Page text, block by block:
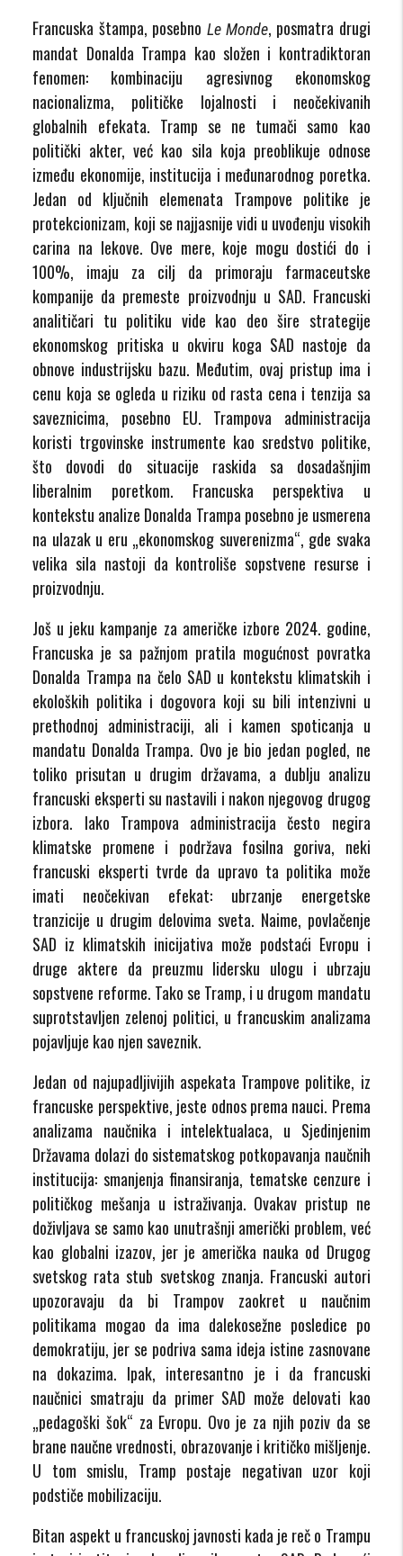
Francuska štampa, posebno Le Monde, posmatra drugi
mandat Donalda Trampa kao složen i kontradiktoran
fenomen: kombinaciju agresivnog ekonomskog
nacionalizma, političke lojalnosti i neočekivanih
globalnih efekata. Tramp se ne tumači samo kao
politički akter, već kao sila koja preoblikuje odnose
između ekonomije, institucija i međunarodnog poretka.
Jedan od ključnih elemenata Trampove politike je
protekcionizam, koji se najjasnije vidi u uvođenju visokih
carina na lekove. Ove mere, koje mogu dostići do i
100%, imaju za cilj da primoraju farmaceutske
kompanije da premeste proizvodnju u SAD. Francuski
analitičari tu politiku vide kao deo šire strategije
ekonomskog pritiska u okviru koga SAD nastoje da
obnove industrijsku bazu. Međutim, ovaj pristup ima i
cenu koja se ogleda u riziku od rasta cena i tenzija sa
saveznicima, posebno EU. Trampova administracija
koristi trgovinske instrumente kao sredstvo politike,
što dovodi do situacije raskida sa dosadašnjim
liberalnim poretkom. Francuska perspektiva u
kontekstu analize Donalda Trampa posebno je usmerena
na ulazak u eru „ekonomskog suverenizma“, gde svaka
velika sila nastoji da kontroliše sopstvene resurse i
proizvodnju.
Još u jeku kampanje za američke izbore 2024. godine,
Francuska je sa pažnjom pratila mogućnost povratka
Donalda Trampa na čelo SAD u kontekstu klimatskih i
ekoloških politika i dogovora koji su bili intenzivni u
prethodnoj administraciji, ali i kamen spoticanja u
mandatu Donalda Trampa. Ovo je bio jedan pogled, ne
toliko prisutan u drugim državama, a dublju analizu
francuski eksperti su nastavili i nakon njegovog drugog
izbora. Iako Trampova administracija često negira
klimatske promene i podržava fosilna goriva, neki
francuski eksperti tvrde da upravo ta politika može
imati neočekivan efekat: ubrzanje energetske
tranzicije u drugim delovima sveta. Naime, povlačenje
SAD iz klimatskih inicijativa može podstaći Evropu i
druge aktere da preuzmu lidersku ulogu i ubrzaju
sopstvene reforme. Tako se Tramp, i u drugom mandatu
suprotstavljen zelenoj politici, u francuskim analizama
pojavljuje kao njen saveznik.
Jedan od najupadljivijih aspekata Trampove politike, iz
francuske perspektive, jeste odnos prema nauci. Prema
analizama naučnika i intelektualaca, u Sjedinjenim
Državama dolazi do sistematskog potkopavanja naučnih
institucija: smanjenja finansiranja, tematske cenzure i
političkog mešanja u istraživanja. Ovakav pristup ne
doživljava se samo kao unutrašnji američki problem, već
kao globalni izazov, jer je američka nauka od Drugog
svetskog rata stub svetskog znanja. Francuski autori
upozoravaju da bi Trampov zaokret u naučnim
politikama mogao da ima dalekosežne posledice po
demokratiju, jer se podriva sama ideja istine zasnovane
na dokazima. Ipak, interesantno je i da francuski
naučnici smatraju da primer SAD može delovati kao
„pedagoški šok“ za Evropu. Ovo je za njih poziv da se
brane naučne vrednosti, obrazovanje i kritičko mišljenje.
U tom smislu, Tramp postaje negativan uzor koji
podstiče mobilizaciju.
Bitan aspekt u francuskoj javnosti kada je reč o Trampu